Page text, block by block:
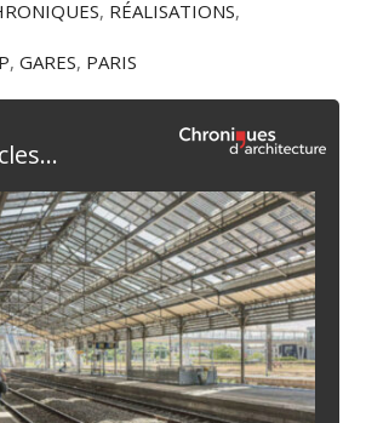
, RÉALISATIONS,
,GARES, PARIS